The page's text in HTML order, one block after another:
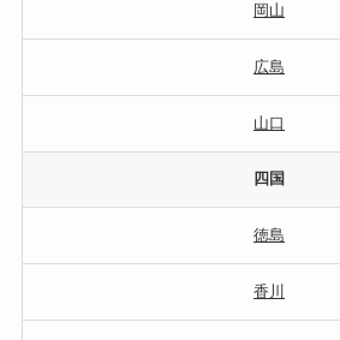
岡山
広島
山口
四国
徳島
香川